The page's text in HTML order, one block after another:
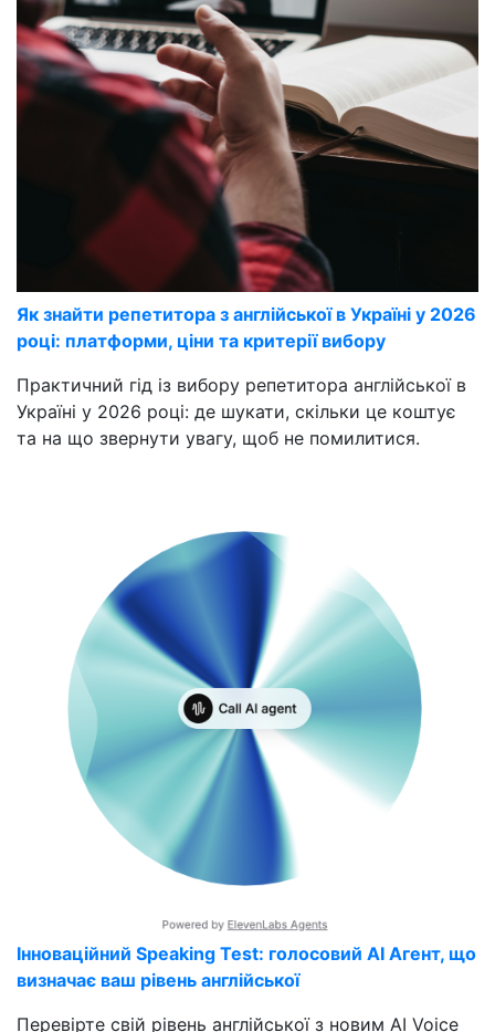
Як знайти репетитора з англійської в Україні у 2026
році: платформи, ціни та критерії вибору
Практичний гід із вибору репетитора англійської в
Україні у 2026 році: де шукати, скільки це коштує
та на що звернути увагу, щоб не помилитися.
Інноваційний Speaking Test: голосовий AI Агент, що
визначає ваш рівень англійської
Перевірте свій рівень англійської з новим AI Voice